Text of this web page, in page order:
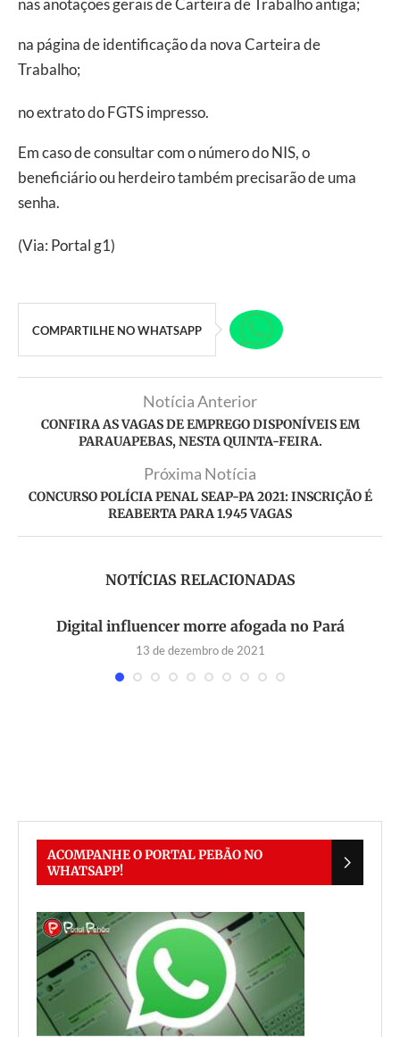
nas anotações gerais de Carteira de Trabalho antiga;
na página de identificação da nova Carteira de
Trabalho;
no extrato do FGTS impresso.
Em caso de consultar com o número do NIS, o
beneficiário ou herdeiro também precisarão de uma
senha.
(Via: Portal g1)
COMPARTILHE NO WHATSAPP
Notícia Anterior
CONFIRA AS VAGAS DE EMPREGO DISPONÍVEIS EM
PARAUAPEBAS, NESTA QUINTA-FEIRA.
Próxima Notícia
CONCURSO POLÍCIA PENAL SEAP-PA 2021: INSCRIÇÃO É
REABERTA PARA 1.945 VAGAS
NOTÍCIAS RELACIONADAS
Digital influencer morre afogada no Pará
13 de dezembro de 2021
ACOMPANHE O PORTAL PEBÃO NO
WHATSAPP!